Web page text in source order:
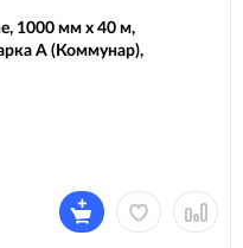
1000 мм x 40 м,
А (Коммунар),